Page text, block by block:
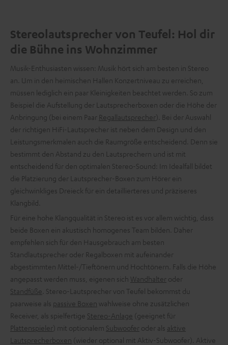
Stereolautsprecher von Teufel: Hol dir
die Bühne ins Wohnzimmer
Musik-Enthusiasten wissen: Musik hört sich am besten in Stereo
an. Um in den heimischen Hallen Konzertniveau zu erreichen,
müssen lediglich ein paar Kleinigkeiten beachtet werden. So zum
Beispiel die Aufstellung der Lautsprecherboxen oder die Höhe der
Anbringung (bei einem Paar Regallautsprecher). Bei der Auswahl
der richtigen HiFi-Lautsprecher ist neben dem Design und den
Leistungsmerkmalen auch die Raumgröße entscheidend. Denn sie
bestimmt den Abstand zu den Lautsprechern und ist mit
entscheidend für den optimalen Stereo-Sound: Im Idealfall bildet
die Platzierung der Lautsprecher-Boxen zum Hörer ein
gleichwinkliges Dreieck für ein detaillierteres und präziseres
Klangbild.
Für eine hohe Klangqualität in Stereo ist es vor allem wichtig, dass
beide Boxen ein akustisch homogenes Team bilden. Daher
empfehlen sich für den Hausgebrauch am besten
Standlautsprecher oder Regalboxen mit aufeinander
abgestimmten Mittel-/Tieftönern und Hochtönern. Falls die Höhe
angepasst werden muss, eigenen sich Wandhalter oder
Standfüße . Stereo-Lautsprecher von Teufel bekommst du
paarweise als passive Boxen wahlweise ohne zusätzlichen
Receiver, als spielfertige Stereo-Anlage (geeignet für
Plattenspieler) mit optionalem Subwoofer oder als aktive
Lautsprecherboxen (wieder optional mit Aktiv-Subwoofer). Aktive